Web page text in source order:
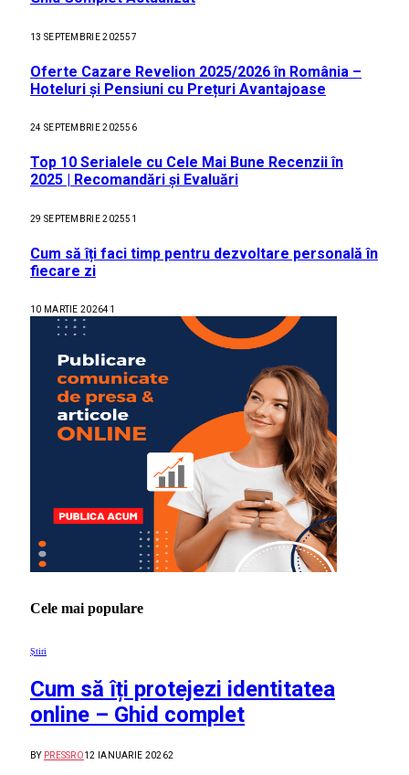
13 SEPTEMBRIE 202557
Oferte Cazare Revelion 2025/2026 în România –
Hoteluri și Pensiuni cu Prețuri Avantajoase
24 SEPTEMBRIE 202556
Top 10 Serialele cu Cele Mai Bune Recenzii în
2025 | Recomandări și Evaluări
29 SEPTEMBRIE 202551
Cum să îți faci timp pentru dezvoltare personală în
fiecare zi
10 MARTIE 202641
Cele mai populare
Știri
Cum să îți protejezi identitatea
online – Ghid complet
BY PRESSRO12 IANUARIE 20262